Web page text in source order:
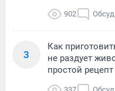
902
3
Как
не раздует
простой рецепт